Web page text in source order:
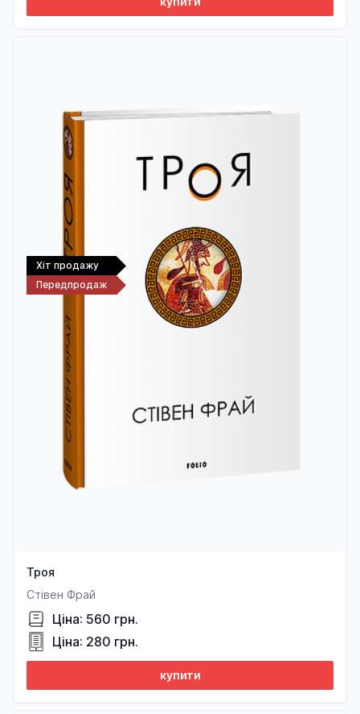
Передпродаж
Хіт продажу
Троя
Стівен Фрай
Ціна: 560 грн.
Ціна: 280 грн.
купити